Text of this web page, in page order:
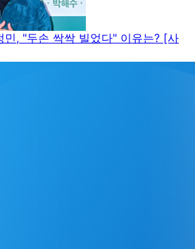
민, "두손 싹싹 빌었다" 이유는? [사